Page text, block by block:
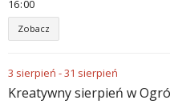
16:00
Zobacz
3 sierpień -31 sierpień
Kreatywny sierpień w